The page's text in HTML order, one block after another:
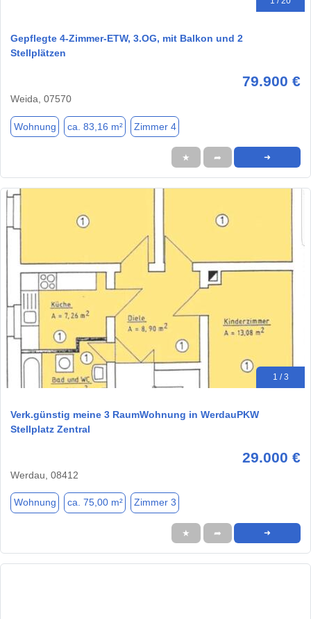
Gepflegte 4-Zimmer-ETW, 3.OG, mit Balkon und 2
Stellplätzen
79.900 €
Weida, 07570
Wohnung ca. 83,16 m² Zimmer 4
★ ➦ ➜
1 / 3
Verk.günstig meine 3 RaumWohnung in WerdauPKW
Stellplatz Zentral
29.000 €
Werdau, 08412
Wohnung ca. 75,00 m² Zimmer 3
★ ➦ ➜